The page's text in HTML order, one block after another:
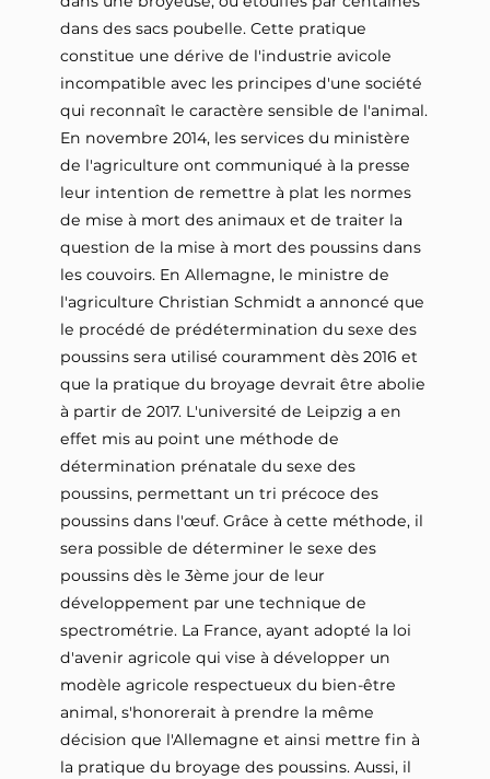
dans des sacs poubelle. Cette pratique
constitue une dérive de l'industrie avicole
incompatible avec les principes d'une société
qui reconnaît le caractère sensible de l'animal.
En novembre 2014, les services du ministère
de l'agriculture ont communiqué à la presse
leur intention de remettre à plat les normes
de mise à mort des animaux et de traiter la
question de la mise à mort des poussins dans
les couvoirs. En Allemagne, le ministre de
l'agriculture Christian Schmidt a annoncé que
le procédé de prédétermination du sexe des
poussins sera utilisé couramment dès 2016 et
que la pratique du broyage devrait être abolie
à partir de 2017. L'université de Leipzig a en
effet mis au point une méthode de
détermination prénatale du sexe des
poussins, permettant un tri précoce des
poussins dans l'œuf. Grâce à cette méthode, il
sera possible de déterminer le sexe des
poussins dès le 3ème jour de leur
développement par une technique de
spectrométrie. La France, ayant adopté la loi
d'avenir agricole qui vise à développer un
modèle agricole respectueux du bien-être
animal, s'honorerait à prendre la même
décision que l'Allemagne et ainsi mettre fin à
la pratique du broyage des poussins. Aussi, il